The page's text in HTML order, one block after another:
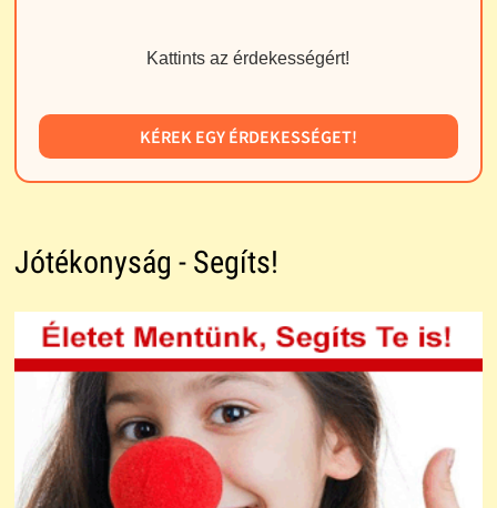
Kattints az érdekességért!
KÉREK EGY ÉRDEKESSÉGET!
Jótékonyság - Segíts!